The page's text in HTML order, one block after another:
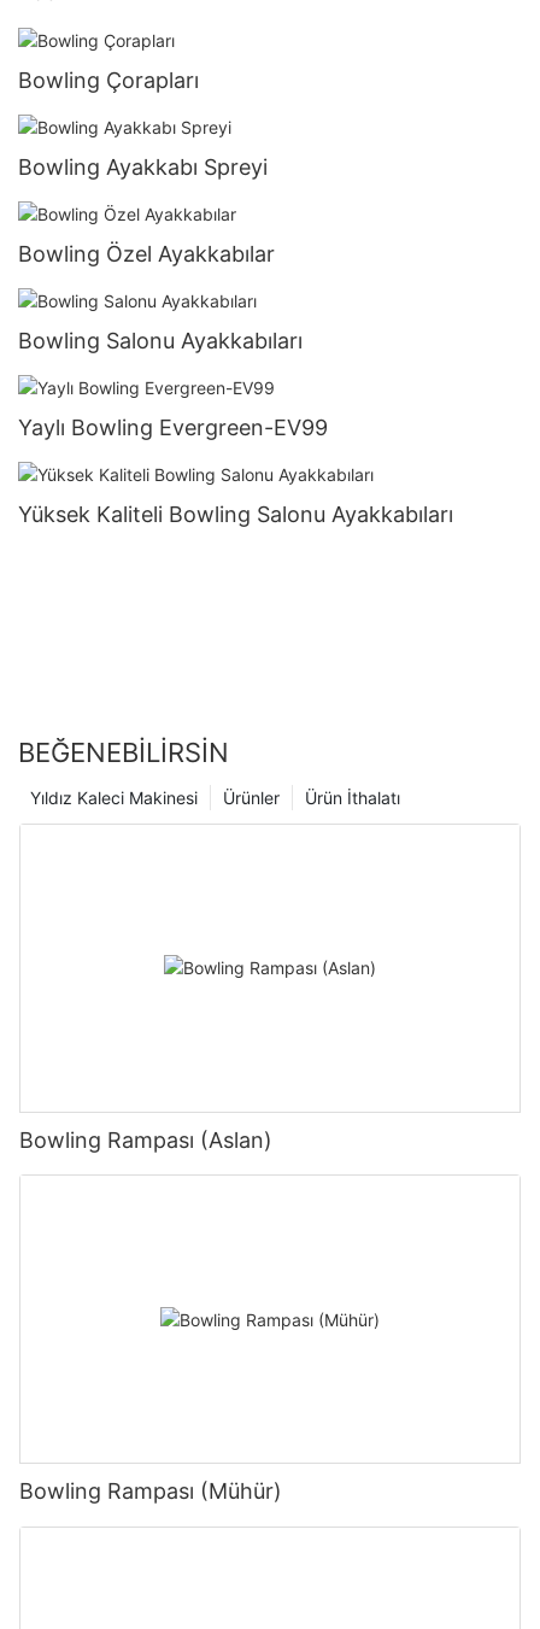
Bowling Çorapları
Bowling Ayakkabı Spreyi
Bowling Özel Ayakkabılar
Bowling Salonu Ayakkabıları
Yaylı Bowling Evergreen-EV99
Yüksek Kaliteli Bowling Salonu Ayakkabıları
BEĞENEBILIRSIN
Ürün İthalatı
Ürünler
Yıldız Kaleci Makinesi
Bowling Rampası (Aslan)
Bowling Rampası (Mühür)